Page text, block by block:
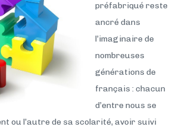
préfabriqué reste
ancré dans
l’imaginaire de
nombreuses
générations de
français : chacun
d’entre nous se
ou l’autre de sa scolarité, avoir suivi